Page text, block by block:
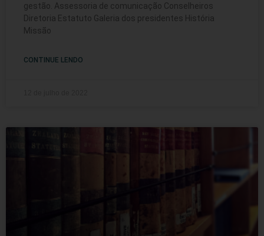
gestão. Assessoria de comunicação Conselheiros
Diretoria Estatuto Galeria dos presidentes História
Missão
CONTINUE LENDO